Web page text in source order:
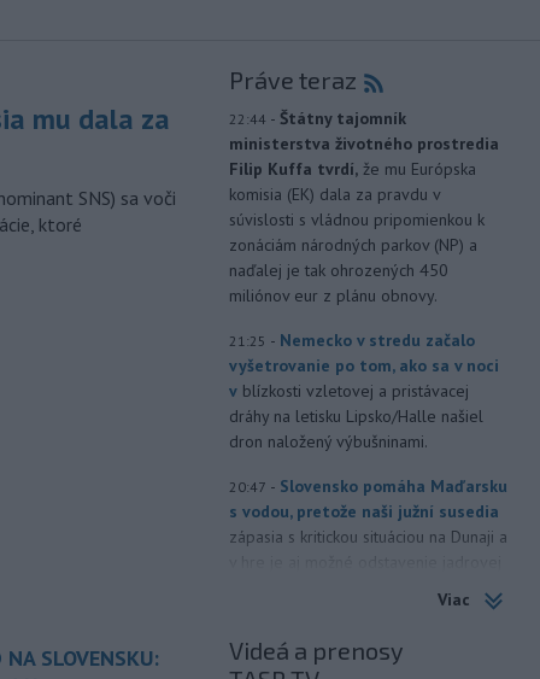
mu dala za
SNS) sa voči
ktoré
SLOVENSKU:
Práve teraz
22:44 - Štátny tajomník
ministerstva životného prostredia
Filip Kuffa tvrdí, že mu Európska
komisia (EK) dala za pravdu v
súvislosti s vládnou pripomienkou k
zonáciám národných parkov (NP) a
naďalej je tak ohrozených 450
miliónov eur z plánu obnovy.
21:25 - Nemecko v stredu začalo
vyšetrovanie po tom, ako sa v noci
v blízkosti vzletovej a pristávacej
dráhy na letisku Lipsko/Halle našiel
dron naložený výbušninami.
20:47 - Slovensko pomáha Maďarsku
s vodou, pretože naši južní susedia
zápasia s kritickou situáciou na Dunaji a
objavila ďalší podzemný tunel,
Viac
Videá a prenosy